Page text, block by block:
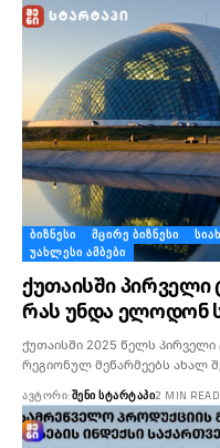
ᲑᲘᲖᲜᲔᲡᲘ ᲛᲪᲘᲠᲔ ᲑᲘᲖᲜᲔᲡᲘ
ᲣᲐᲮᲚᲔᲡᲘ ᲐᲛᲑᲔᲑᲘ
ქუთაისში
რას უნდა ელოდონ
ქუთაისში 2025 წელს
რეგიონულ მეწარმეებს ახალ
ᲐᲕᲢᲝᲠᲘ:ᲨᲔᲜᲘ ᲡᲢᲐᲠᲢᲐᲞᲘ2 MIN READ